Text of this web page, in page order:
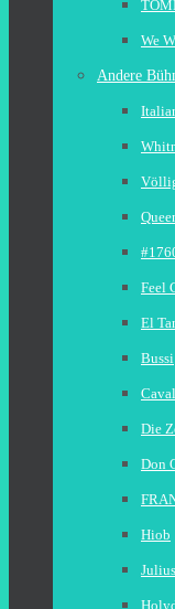
We
Andere
Feel
El
Bussi
Die
Don
Hiob